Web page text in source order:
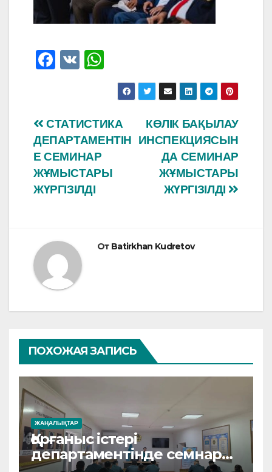
F
e
b
o
o
k
V
at
s
A
p
Навигация
по
записям
КӨЛІК БАҚЫЛАУ
ИНСПЕКЦИЯСЫН
ДА СЕМИНАР
ЖҰМЫСТАРЫ
ЖҮРГІЗІЛДІ
СТАТИСТИКА
ДЕПАРТАМЕНТІН
Е СЕМИНАР
ЖҰМЫСТАРЫ
ЖҮРГІЗІЛДІ
От Batirkhan Kudretov
ПОХОЖАЯ ЗАПИСЬ
ЖАҢАЛЫҚТАР
Қорғаныс істері
департаментінде семнар